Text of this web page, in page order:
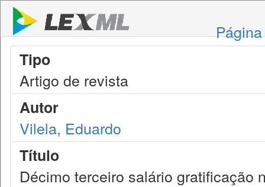
Tipo
Artigo de revista
Autor
Vilela, Eduardo
Título
Décimo terceiro salário gratificação